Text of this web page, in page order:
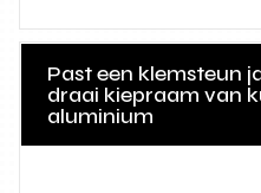
Past een klemsteun
draai kiepraam van
aluminium